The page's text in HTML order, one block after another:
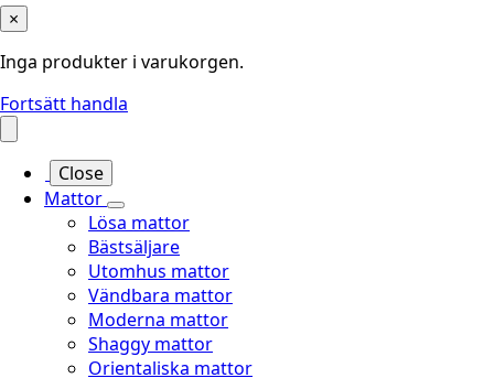
×
Inga produkter i varukorgen.
Fortsätt handla
Close
Mattor
Lösa mattor
Bästsäljare
Utomhus mattor
Vändbara mattor
Moderna mattor
Shaggy mattor
Orientaliska mattor